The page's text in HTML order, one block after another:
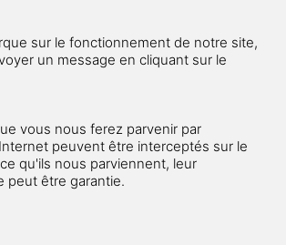
sur le fonctionnement de notre site,
un message en cliquant sur le
vous nous ferez parvenir par
peuvent être interceptés sur le
qu'ils nous parviennent, leur
peut être garantie.